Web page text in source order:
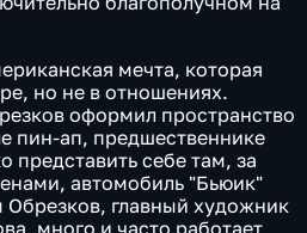
мечта, которая
но не в отношениях.
оформил пространство
пин-ап, предшественнике
представить себе там, за
автомобиль "Бьюик"
главный художник